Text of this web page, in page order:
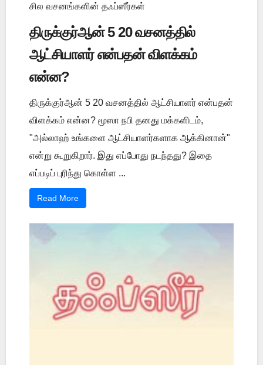
சில வசனங்களின் தஃப்ஸீர்கள்
திருக்குர்ஆன் 5 20 வசனத்தில்
ஆட்சியாளர் என்பதன் விளக்கம்
என்ன?
திருக்குர்ஆன் 5 20 வசனத்தில் ஆட்சியாளர் என்பதன்
விளக்கம் என்ன? மூஸா நபி தனது மக்களிடம்,
"அல்லாஹ் உங்களை ஆட்சியாளர்களாக ஆக்கினான்"
என்று கூறுகிறார். இது எப்போது நடந்தது? இதை
எப்படிப் புரிந்து கொள்ள ...
Read More